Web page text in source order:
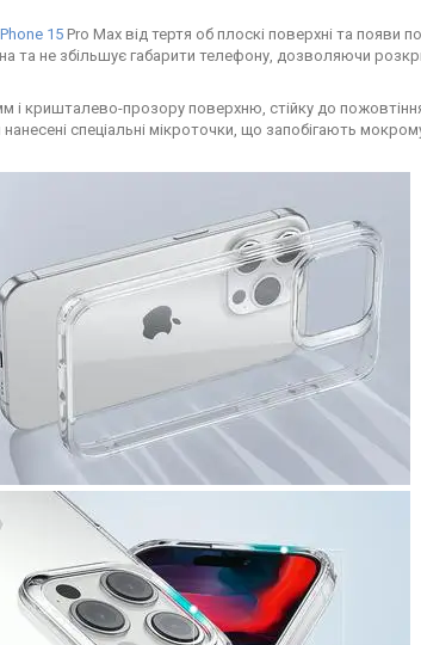
15Pro Max від тертя об плоскі поверхні та появи
та не збільшує габарити телефону, дозволяючи
і кришталево-прозору поверхню, стійку до
спеціальні мікроточки, що запобігають